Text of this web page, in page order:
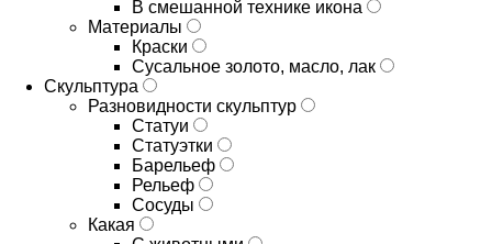
В смешанной технике икона
Материалы
Краски
Сусальное золото, масло, лак
Скульптура
Разновидности скульптур
Статуи
Статуэтки
Барельеф
Рельеф
Сосуды
Какая